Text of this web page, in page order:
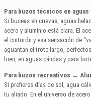
Para buzos técnicos en
Si buceas en cuevas, aguas
acero y aluminio está clara. El
el cinturón y esa sensación de
aguantan el trote largo,
bien, en aguas cálidas y para
Para buzos recreativos →
Si prefieres días de sol, agua
tu aliado. En el universo de